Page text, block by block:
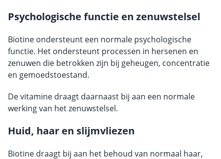
Psychologische functie en zenuwstelsel
Biotine ondersteunt een normale psychologische
functie. Het ondersteunt processen in hersenen en
zenuwen die betrokken zijn bij geheugen, concentratie
en gemoedstoestand.
De vitamine draagt daarnaast bij aan een normale
werking van het zenuwstelsel.
Huid, haar en slijmvliezen
Biotine draagt bij aan het behoud van normaal haar,